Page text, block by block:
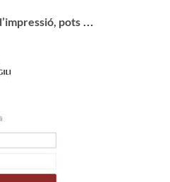
pots …